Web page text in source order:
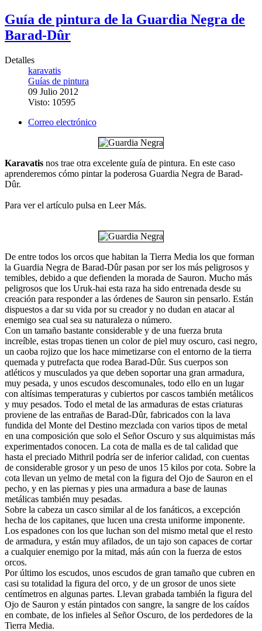
Guía de pintura de la Guardia Negra de
Barad-Dûr
Detalles
karavatis
Guías de pintura
09 Julio 2012
Visto: 10595
Correo electrónico
Karavatis nos trae otra excelente guía de pintura. En este caso
aprenderemos cómo pintar la poderosa Guardia Negra de Barad-
Dûr.
Para ver el artículo pulsa en Leer Más.
De entre todos los orcos que habitan la Tierra Media los que forman
la Guardia Negra de Barad-Dûr pasan por ser los más peligrosos y
temibles, debido a que defienden la morada de Sauron. Mucho más
peligrosos que los Uruk-hai esta raza ha sido entrenada desde su
creación para responder a las órdenes de Sauron sin pensarlo. Están
dispuestos a dar su vida por su creador y no dudan en atacar al
enemigo sea cual sea su naturaleza o número.
Con un tamaño bastante considerable y de una fuerza bruta
increíble, estas tropas tienen un color de piel muy oscuro, casi negro,
un caoba rojizo que los hace mimetizarse con el entorno de la tierra
quemada y putrefacta que rodea Barad-Dûr. Sus cuerpos son
atléticos y musculados ya que deben soportar una gran armadura,
muy pesada, y unos escudos descomunales, todo ello en un lugar
con altísimas temperaturas y cubiertos por cascos también metálicos
y muy pesados. Todo el metal de las armaduras de estas criaturas
proviene de las entrañas de Barad-Dûr, fabricados con la lava
fundida del Monte del Destino mezclada con varios tipos de metal
en una composición que solo el Señor Oscuro y sus alquimistas más
experimentados conocen. La cota de malla es de tal calidad que
hasta el preciado Mithril podría ser de inferior calidad, con cuentas
de considerable grosor y un peso de unos 15 kilos por cota. Sobre la
cota llevan un yelmo de metal con la figura del Ojo de Sauron en el
pecho, y en las piernas y pies una armadura a base de launas
metálicas también muy pesadas.
Sobre la cabeza un casco similar al de los fanáticos, a excepción
hecha de los capitanes, que lucen una cresta uniforme imponente.
Los espadones con los que luchan son del mismo metal que el resto
de armadura, y están muy afilados, de un tajo son capaces de cortar
a cualquier enemigo por la mitad, más aún con la fuerza de estos
orcos.
Por último los escudos, unos escudos de gran tamaño que cubren en
casi su totalidad la figura del orco, y de un grosor de unos siete
centímetros en algunas partes. Llevan grabada también la figura del
Ojo de Sauron y están pintados con sangre, la sangre de los caídos
en combate, de los infieles al Señor Oscuro, de los perdedores de la
Tierra Media.